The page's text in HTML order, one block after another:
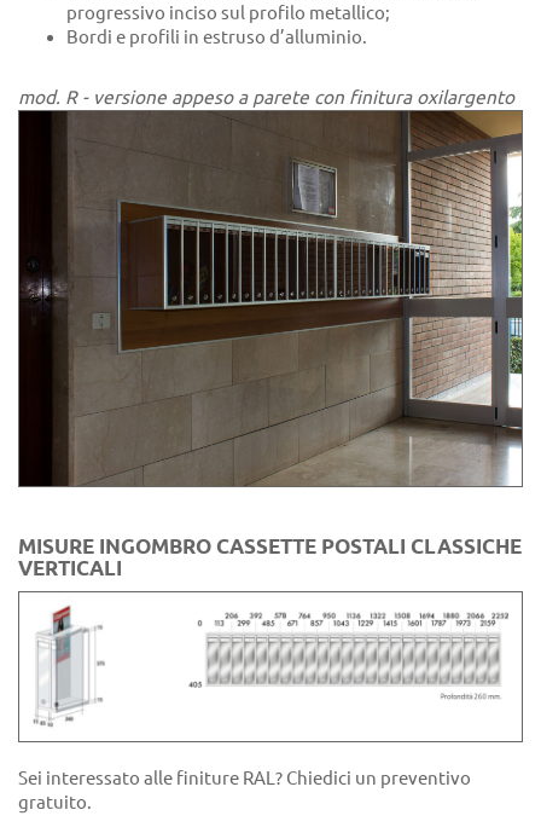
progressivo inciso sul profilo metallico;
Bordi e profili in estruso d’alluminio.
mod. R - versione appeso a parete con finitura oxilargento
MISURE INGOMBRO CASSETTE POSTALI CLASSICHE
VERTICALI
Sei interessato alle finiture RAL? Chiedici un preventivo
gratuito.